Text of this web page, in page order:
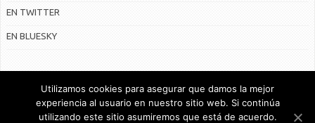
EN TWITTER
EN BLUESKY
© Radiocable en Internet S.L.
Utilizamos cookies para asegurar que damos la mejor
experiencia al usuario en nuestro sitio web. Si continúa
utilizando este sitio asumiremos que está de acuerdo.